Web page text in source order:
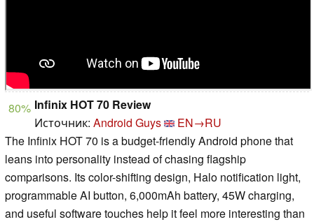
80% Infinix HOT 70 Review
Источник: Android Guys
EN→RU
The Infinix HOT 70 is a budget-friendly Android phone that
leans into personality instead of chasing flagship
comparisons. Its color-shifting design, Halo notification light,
programmable AI button, 6,000mAh battery, 45W charging,
and useful software touches help it feel more interesting than